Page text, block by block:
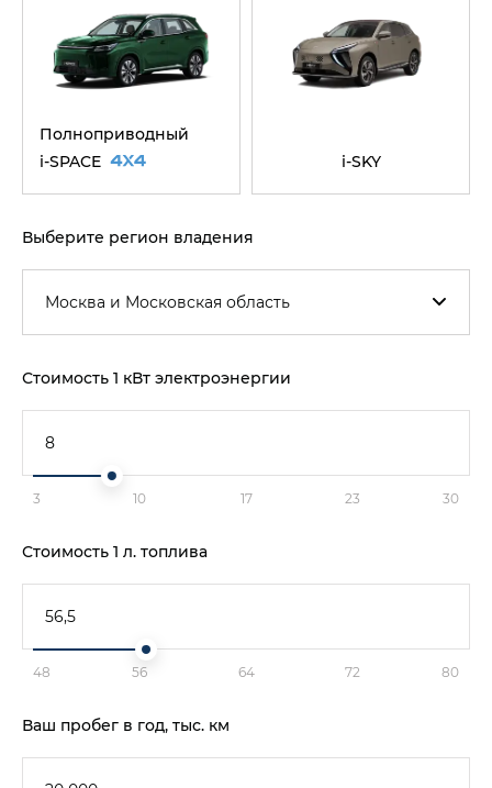
i‑SKY
Полноприводный
i‑SPACE
Выберите регион владения
Москва и Московская область
Стоимость 1 кВт электроэнергии
3 10 17 23 30
Стоимость 1 л. топлива
48 56 64 72 80
Ваш пробег в год, тыс. км